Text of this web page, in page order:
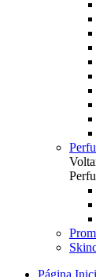
Página